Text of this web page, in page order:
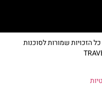
הזכויות שמורות לסוכנות